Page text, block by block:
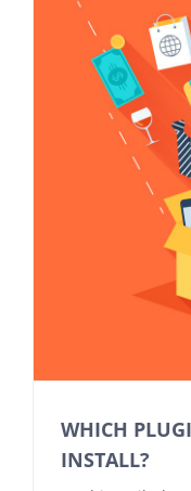
WHICH
INSTALL?